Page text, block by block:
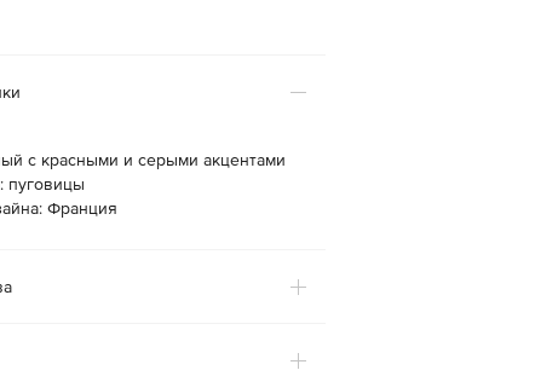
с красными и серыми акцентами
пуговицы
Франция